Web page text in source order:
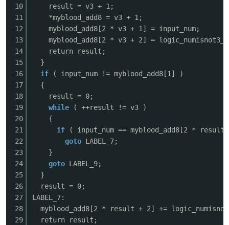
10
11
12
13
14
15
16
17
18
19
20
21
22
23
24
25
26
27
28
29
result = v3 + 1;
*myblood_add8 = v3 + 1;
myblood_add8[2 * v3 + 1] = input_num; //
myblood_add8[2 * v3 + 2] =
return result;
}
if
( input_num != myblood_add8[1] ) // 如
{
result = 0;
while
( ++result != v3 ) // 循环状
{
if
( input_num == myblood_add8[2 * result
goto LABEL_7;
}
goto LABEL_9; // 最后再增
}
result = 0;
LABEL_7:
myblood_add8[2 * result + 2] +=
return result;